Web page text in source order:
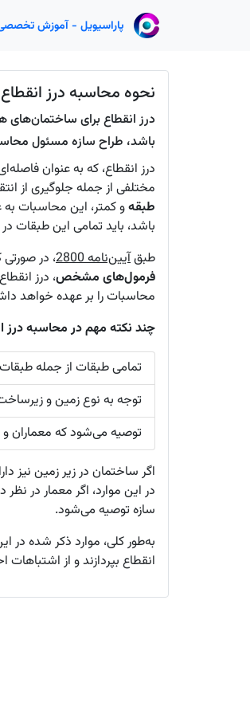
پاراسیویل - آموزش
نحوه محاسبه درز
درز انقطاع برای
باشد، طراح سازه مسئول
درز انقطاع، که به عنوان
مختلفی از جمله جلوگیری از
طبقهو کمتر، این محاسبات
باشد، باید تمامی این طبقات
طبقآیین‌نامه 2800
، در
فرمول‌های مشخص، درز
محاسبات را بر عهده خواهد
چند نکته مهم در محاسبه درز
تمامی طبقات از جمله طبقات
توجه به نوع زمین و
توصیه می‌شود که معماران و
اگر ساختمان در زیر زمین نیز
در این موارد، اگر معمار در
سازه توصیه می‌شود.
به‌طور کلی، موارد ذکر شده در
انقطاع بپردازند و از